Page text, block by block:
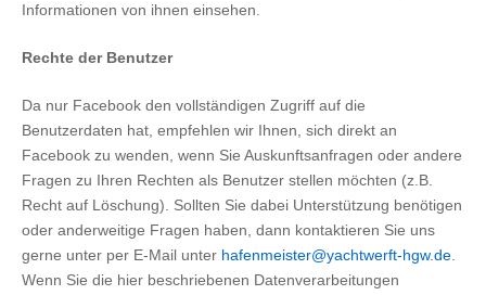
Informationen von ihnen einsehen.
Rechte der Benutzer
Da nur Facebook den vollständigen Zugriff auf die
Benutzerdaten hat, empfehlen wir Ihnen, sich direkt an
Facebook zu wenden, wenn Sie Auskunftsanfragen oder andere
Fragen zu Ihren Rechten als Benutzer stellen möchten (z.B.
Recht auf Löschung). Sollten Sie dabei Unterstützung benötigen
oder anderweitige Fragen haben, dann kontaktieren Sie uns
gerne unter per E-Mail unter hafenmeister@yachtwerft-hgw.de
Wenn Sie die hier beschriebenen Datenverarbeitungen